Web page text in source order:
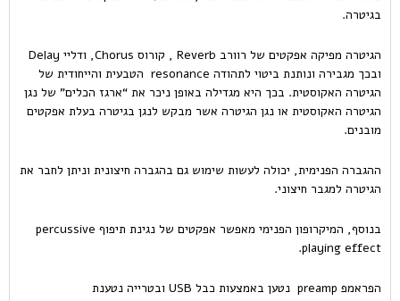
בגיטרה.
הגיטרה מפיקה אפקטים של רוורב Reverb , קורוס Chorus, ודליי Delay
ובכך מגבירה ונותנת ביטוי לתהודה resonance הטבעית והייחודית של
הגיטרה האקוסטית. בכך היא מגדילה באופן ניכר את “ארגז הכלים” של נגן
הגיטרה האקוסטית או נגן הגיטרה אשר מבקש לנגן בגיטרה בעלת אפקטים
מובנים.
ההגברה הפנימית, יכולה לעשות שימוש גם בהגברה חיצונית וניתן לחבר את
הגיטרה למגבר חיצוני.
בנוסף, המיקרופון הפנימי מאפשר אפקטים של נגינת תיפוף percussive
playing effect.
הפראמפ preamp נטען באמצעות כבל USB ובטרייה נטענת